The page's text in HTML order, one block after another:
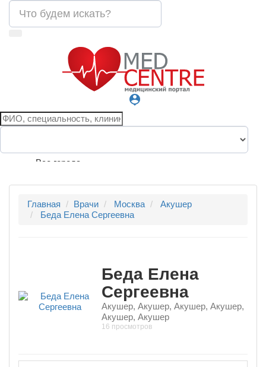
person_pin
Все города
Главная Врачи Москва
Акушер
Беда Елена Сергеевна
Беда Елена
Сергеевна
Акушер, Акушер, Акушер, Акушер,
Акушер, Акушер
16 просмотров